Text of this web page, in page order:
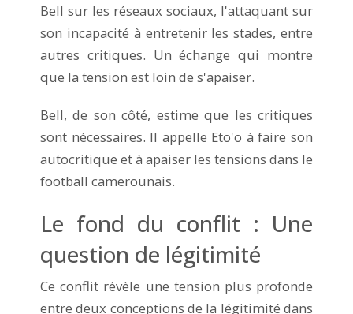
Bell sur les réseaux sociaux, l'attaquant sur
son incapacité à entretenir les stades, entre
autres critiques. Un échange qui montre
que la tension est loin de s'apaiser.
Bell, de son côté, estime que les critiques
sont nécessaires. Il appelle Eto'o à faire son
autocritique et à apaiser les tensions dans le
football camerounais.
Le fond du conflit : Une
question de légitimité
Ce conflit révèle une tension plus profonde
entre deux conceptions de la légitimité dans